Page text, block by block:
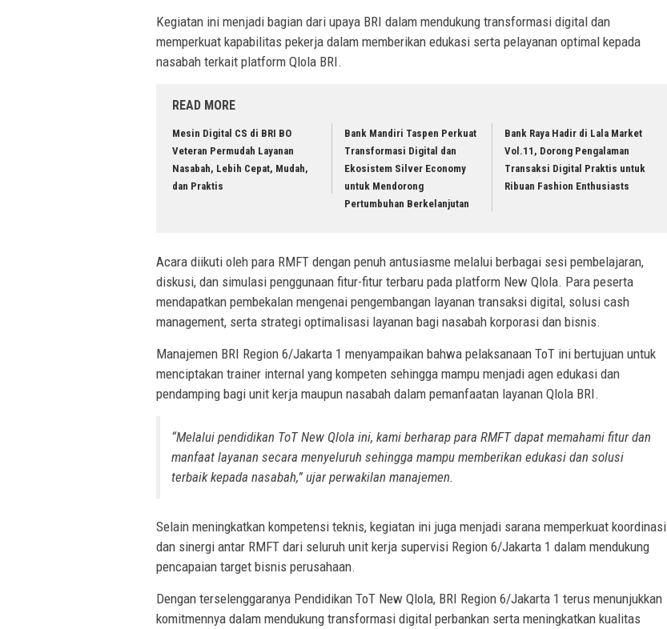
Kegiatan ini menjadi bagian dari upaya BRI dalam mendukung transformasi digital dan
memperkuat kapabilitas pekerja dalam memberikan edukasi serta pelayanan optimal kepada
nasabah terkait platform Qlola BRI.
READ MORE
Mesin Digital CS di BRI BO
Veteran Permudah Layanan
Nasabah, Lebih Cepat, Mudah,
dan Praktis
Bank Mandiri Taspen Perkuat
Transformasi Digital dan
Ekosistem Silver Economy
untuk Mendorong
Pertumbuhan Berkelanjutan
Bank Raya Hadir di Lala Market
Vol.11, Dorong Pengalaman
Transaksi Digital Praktis untuk
Ribuan Fashion Enthusiasts
Acara diikuti oleh para RMFT dengan penuh antusiasme melalui berbagai sesi pembelajaran,
diskusi, dan simulasi penggunaan fitur-fitur terbaru pada platform New Qlola. Para peserta
mendapatkan pembekalan mengenai pengembangan layanan transaksi digital, solusi cash
management, serta strategi optimalisasi layanan bagi nasabah korporasi dan bisnis.
Manajemen BRI Region 6/Jakarta 1 menyampaikan bahwa pelaksanaan ToT ini bertujuan untuk
menciptakan trainer internal yang kompeten sehingga mampu menjadi agen edukasi dan
pendamping bagi unit kerja maupun nasabah dalam pemanfaatan layanan Qlola BRI.
“Melalui pendidikan ToT New Qlola ini, kami berharap para RMFT dapat memahami fitur dan
manfaat layanan secara menyeluruh sehingga mampu memberikan edukasi dan solusi
terbaik kepada nasabah,” ujar perwakilan manajemen.
Selain meningkatkan kompetensi teknis, kegiatan ini juga menjadi sarana memperkuat koordinasi
dan sinergi antar RMFT dari seluruh unit kerja supervisi Region 6/Jakarta 1 dalam mendukung
pencapaian target bisnis perusahaan.
Dengan terselenggaranya Pendidikan ToT New Qlola, BRI Region 6/Jakarta 1 terus menunjukkan
komitmennya dalam mendukung transformasi digital perbankan serta meningkatkan kualitas